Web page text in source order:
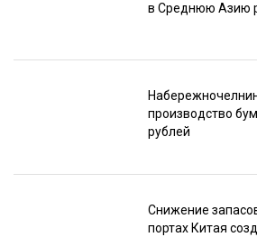
в Среднюю Азию
производство
рублей
Снижение
портах Китая